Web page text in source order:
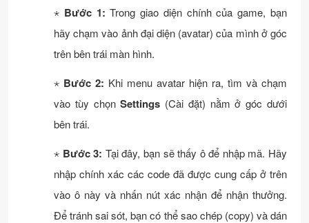
⋆ Bước 1: Trong giao diện chính của game, bạn
hãy chạm vào ảnh đại diện (avatar) của mình ở góc
trên bên trái màn hình.
⋆ Bước 2: Khi menu avatar hiện ra, tìm và chạm
vào tùy chọnSettings (Cài đặt) nằm ở góc dưới
bên trái.
⋆ Bước 3: Tại đây, bạn sẽ thấy ô để nhập mã. Hãy
nhập chính xác các code đã được cung cấp ở trên
vào ô này và nhấn nút xác nhận để nhận thưởng.
Để tránh sai sót, bạn có thể sao chép (copy) và dán